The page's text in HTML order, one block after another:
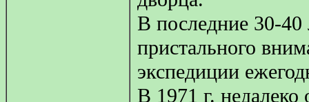
В последние 30-40
пристального
экспедиции
В 1971 г.